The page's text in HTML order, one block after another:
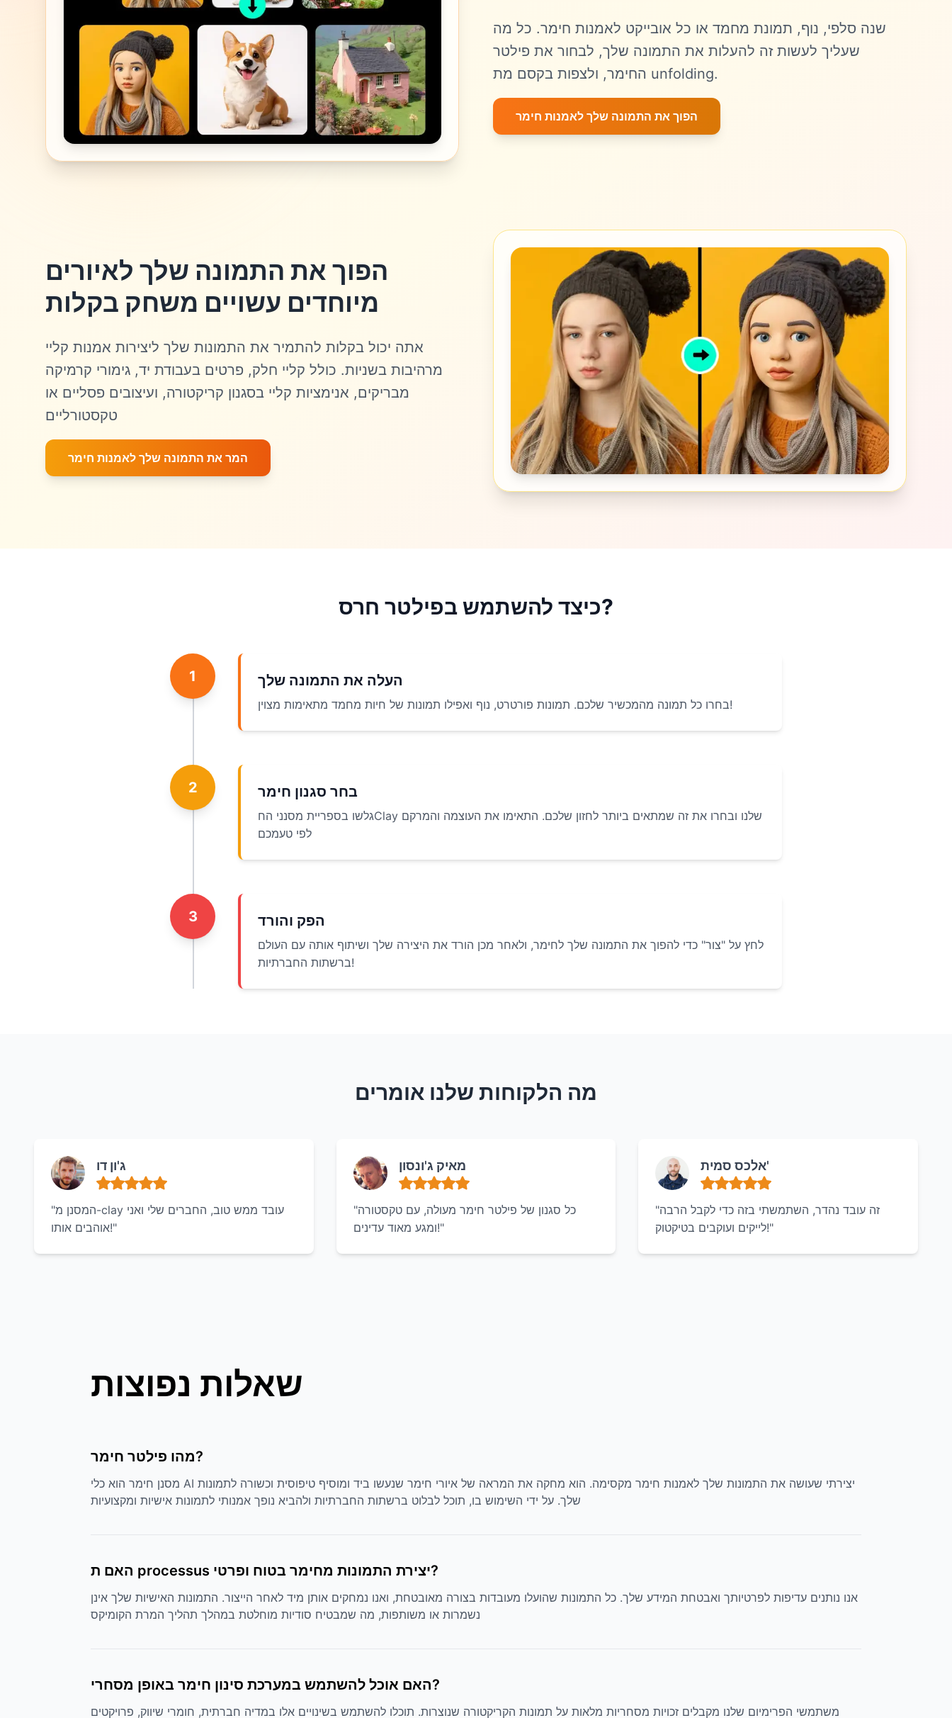
שנה סלפי, נוף, תמונת מחמד או כל אובייקט לאמנות חימר. כל מה
שעליך לעשות זה להעלות את התמונה שלך, לבחור את פילטר
החימר, ולצפות בקסם מת unfolding.
הפוך את התמונה שלך לאמנות חימר
הפוך את התמונה שלך לאיורים
מיוחדים עשויים משחק בקלות
אתה יכול בקלות להתמיר את התמונות שלך ליצירות אמנות קליי
מרהיבות בשניות. כולל קליי חלק, פרטים בעבודת יד, גימורי קרמיקה
מבריקים, אנימציות קליי בסגנון קריקטורה, ועיצובים פסליים או
טקסטורליים
המר את התמונה שלך לאמנות חימר
כיצד להשתמש בפילטר חרס?
1 העלה את התמונה שלך
בחרו כל תמונה מהמכשיר שלכם. תמונות פורטרט, נוף ואפילו תמונות של חיות מחמד מתאימות מצוין!
2 בחר סגנון חימר
גלשו בספריית מסנני החClay שלנו ובחרו את זה שמתאים ביותר לחזון שלכם. התאימו את העוצמה והמרקם
לפי טעמכם
3 הפק והורד
לחץ על "צור" כדי להפוך את התמונה שלך לחימר, ולאחר מכן הורד את היצירה שלך ושיתוף אותה עם העולם
ברשתות החברתיות!
מה הלקוחות שלנו אומרים
ג'ון דו
"המסנן מ-clay עובד ממש טוב, החברים שלי ואני
אוהבים אותו!"
מאיק ג'ונסון
"כל סגנון של פילטר חימר מעולה, עם טקסטורה
ומגע מאוד עדינים!"
אלכס סמית'
"זה עובד נהדר, השתמשתי בזה כדי לקבל הרבה
לייקים ועוקבים בטיקטוק!"
שאלות נפוצות
מהו פילטר חימר?
מסנן חימר הוא כלי AI יצירתי שעושה את התמונות שלך לאמנות חימר מקסימה. הוא מחקה את המראה של איורי חימר שנעשו ביד ומוסיף טיפוסית וכשורה לתמונות
שלך. על ידי השימוש בו, תוכל לבלוט ברשתות החברתיות ולהביא נופך אמנותי לתמונות אישיות ומקצועיות
האם ת processus יצירת התמונות מחימר בטוח ופרטי?
אנו נותנים עדיפות לפרטיותך ואבטחת המידע שלך. כל התמונות שהועלו מעובדות בצורה מאובטחת, ואנו נמחקים אותן מיד לאחר הייצור. התמונות האישיות שלך אינן
נשמרות או משותפות, מה שמבטיח סודיות מוחלטת במהלך תהליך המרת הקומיקס
האם אוכל להשתמש במערכת סינון חימר באופן מסחרי?
משתמשי הפרימיום שלנו מקבלים זכויות מסחריות מלאות על תמונות הקריקטורה שנוצרות. תוכלו להשתמש בשינויים אלו במדיה חברתית, חומרי שיווק, פרויקטים